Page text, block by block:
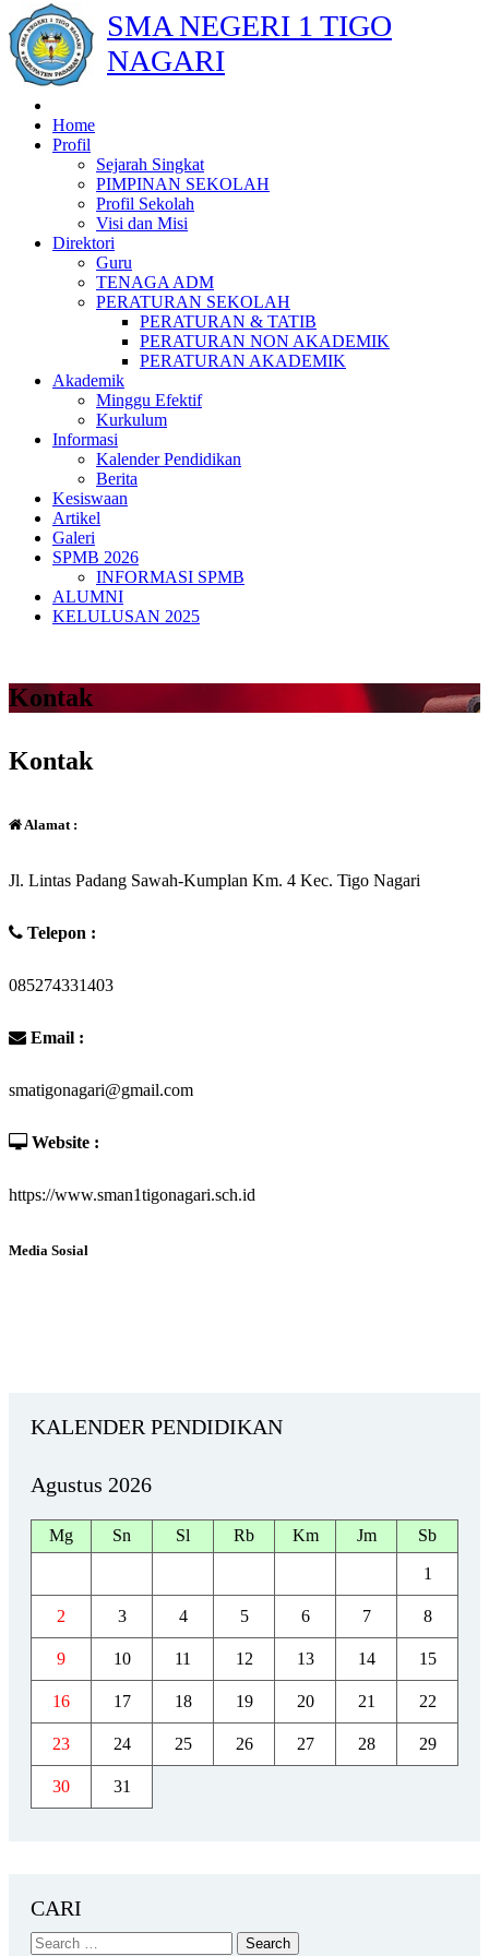
SMA NEGERI 1 TIGO
NAGARI
Home
Profil
Sejarah Singkat
PIMPINAN SEKOLAH
Profil Sekolah
Visi dan Misi
Direktori
Guru
TENAGA ADM
PERATURAN SEKOLAH
PERATURAN & TATIB
PERATURAN NON AKADEMIK
PERATURAN AKADEMIK
Akademik
Minggu Efektif
Kurkulum
Informasi
Kalender Pendidikan
Berita
Kesiswaan
Artikel
Galeri
SPMB 2026
INFORMASI SPMB
ALUMNI
KELULUSAN 2025
Kontak
Kontak
Alamat :
Jl. Lintas Padang Sawah-Kumplan Km. 4 Kec. Tigo Nagari
Telepon :
085274331403
Email :
smatigonagari@gmail.com
Website :
https://www.sman1tigonagari.sch.id
Media Sosial
KALENDER PENDIDIKAN
Agustus 2026
Mg Sn Sl Rb Km Jm Sb
1
2 3 4 5 6 7 8
9 10 11 12 13 14 15
16 17 18 19 20 21 22
23 24 25 26 27 28 29
30 31
CARI